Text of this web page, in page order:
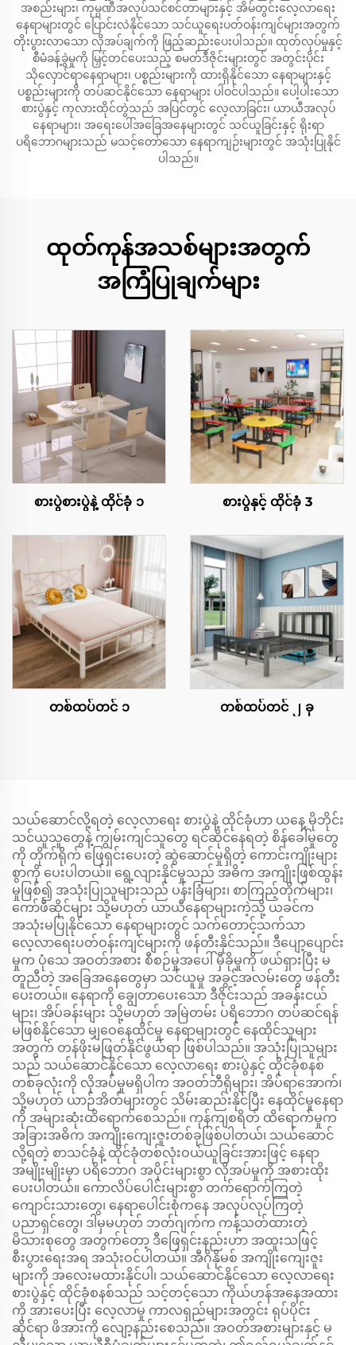
အစည်းများ၊ ကုမ္ပဏီအလုပ်သင်စင်တာများနှင့် အိမ်တွင်းလေ့လာရေး
နေရာများတွင် ပြောင်းလဲနိုင်သော သင်ယူရေးပတ်ဝန်းကျင်များအတွက်
တိုးပွားလာသော လိုအပ်ချက်ကို ဖြည့်ဆည်းပေးပါသည်။ ထုတ်လုပ်မှုနှင့်
စီမံခန့်ခွဲမှုကို မြှင့်တင်ပေးသည့် စမတ်ဒီဇိုင်းများတွင် အတွင်းပိုင်း
သိုလှောင်ရာနေရာများ၊ ပစ္စည်းများကို ထားရှိနိုင်သော နေရာများနှင့်
ပစ္စည်းများကို တပ်ဆင်နိုင်သော နေရာများ ပါဝင်ပါသည်။ ပေါ့ပါးသော
စားပွဲနှင့် ကုလားထိုင်တွဲသည် အပြင်တွင် လေ့လာခြင်း၊ ယာယီအလုပ်
နေရာများ၊ အရေးပေါ်အခြေအနေများတွင် သင်ယူခြင်းနှင့် ရိုးရာ
ပရိဘောဂများသည် မသင့်တော်သော နေရာကျဉ်းများတွင် အသုံးပြုနိုင်
ပါသည်။
ထုတ်ကုန်အသစ်များအတွက်
အကြံပြုချက်များ
စားပွဲစားပွဲနဲ့ ထိုင်ခုံ ၁ စားပွဲနှင့် ထိုင်ခုံ 3
တစ်ထပ်တင် ၁ တစ်ထပ်တင် ၂ ခု
သယ်ဆောင်လို့ရတဲ့ လေ့လာရေး စားပွဲနဲ့ ထိုင်ခုံဟာ ယနေ့ မိုဘိုင်း
သင်ယူသူတွေနဲ့ ကျွမ်းကျင်သူတွေ ရင်ဆိုင်နေရတဲ့ စိန်ခေါ်မှုတွေ
ကို တိုက်ရိုက် ဖြေရှင်းပေးတဲ့ ဆွဲဆောင်မှုရှိတဲ့ ကောင်းကျိုးများ
စွာကို ပေးပါတယ်။ ရွေ့လျားနိုင်မှုသည် အဓိက အကျိုးဖြစ်ထွန်း
မှုဖြစ်၍ အသုံးပြုသူများသည် ပန်းခြံများ၊ စာကြည့်တိုက်များ၊
ကော်ဖီဆိုင်များ သို့မဟုတ် ယာယီနေရာများကဲ့သို့ ယခင်က
အသုံးမပြုနိုင်သော နေရာများတွင် သက်တောင့်သက်သာ
လေ့လာရေးပတ်ဝန်းကျင်များကို ဖန်တီးနိုင်သည်။ ဒီပျော့ပျောင်း
မှုက ပုံသေ အဝတ်အစား စီစဉ်မှုအပေါ် မှီခိုမှုကို ဖယ်ရှားပြီး မ
တူညီတဲ့ အခြေအနေတွေမှာ သင်ယူမှု အခွင့်အလမ်းတွေ ဖန်တီး
ပေးတယ်။ နေရာကို ချွေတာပေးသော ဒီဇိုင်းသည် အခန်းငယ်
များ၊ အိပ်ခန်းများ သို့မဟုတ် အမြဲတမ်း ပရိဘောဂ တပ်ဆင်ရန်
မဖြစ်နိုင်သော မျှဝေနေထိုင်မှု နေရာများတွင် နေထိုင်သူများ
အတွက် တန်ဖိုးမဖြတ်နိုင်ဖွယ်ရာ ဖြစ်ပါသည်။ အသုံးပြုသူများ
သည် သယ်ဆောင်နိုင်သော လေ့လာရေး စားပွဲနှင့် ထိုင်ခုံစနစ်
တစ်ခုလုံးကို လိုအပ်မှုမရှိပါက အဝတ်ဘီရိုများ၊ အိပ်ရာအောက်၊
သို့မဟုတ် ယာဉ်အိတ်များတွင် သိမ်းဆည်းနိုင်ပြီး နေထိုင်မှုနေရာ
ကို အများဆုံးထိရောက်စေသည်။ ကုန်ကျစရိတ် ထိရောက်မှုက
အခြားအဓိက အကျိုးကျေးဇူးတစ်ခုဖြစ်ပါတယ်၊ သယ်ဆောင်
လို့ရတဲ့ စာသင်ခုံနဲ့ ထိုင်ခုံတစ်လုံးဝယ်ယူခြင်းအားဖြင့် နေရာ
အမျိုးမျိုးမှာ ပရိဘောဂ အပိုင်းများစွာ လိုအပ်မှုကို အစားထိုး
ပေးပါတယ်။ ကောလိပ်ပေါင်းများစွာ တက်ရောက်ကြတဲ့
ကျောင်းသားတွေ၊ နေရာပေါင်းစုံကနေ အလုပ်လုပ်ကြတဲ့
ပညာရှင်တွေ၊ ဒါမှမဟုတ် ဘတ်ဂျက်က ကန့်သတ်ထားတဲ့
မိသားစုတွေ အတွက်တော့ ဒီဖြေရှင်းနည်းဟာ အထူးသဖြင့်
စီးပွားရေးအရ အသုံးဝင်ပါတယ်။ အီဂိုနိုမစ် အကျိုးကျေးဇူး
များကို အလေးမထားနိုင်ပါ၊ သယ်ဆောင်နိုင်သော လေ့လာရေး
စားပွဲနှင့် ထိုင်ခုံစနစ်သည် သင့်တင့်သော ကိုယ်ဟန်အနေအထား
ကို အားပေးပြီး လေ့လာမှု ကာလရှည်များအတွင်း ရုပ်ပိုင်း
ဆိုင်ရာ ဖိအားကို လျော့နည်းစေသည်။ အဝတ်အစားများနှင့် မ